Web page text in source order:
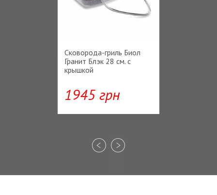
Сковорода-гриль Биол
Гранит Блэк 28 см. с
крышкой
1945 грн